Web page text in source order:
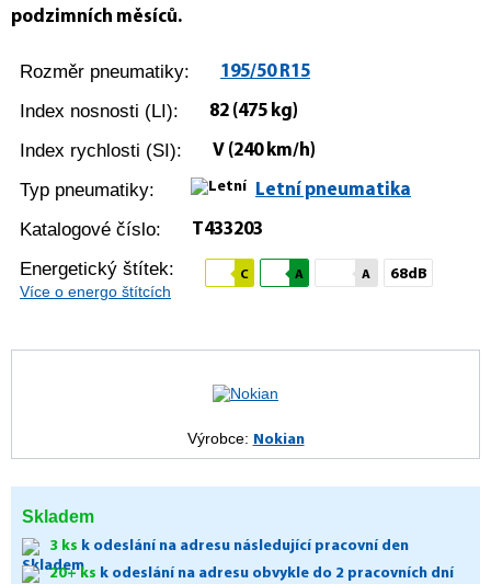
podzimních měsíců.
Rozměr pneumatiky: 195/50 R15
Index nosnosti (LI): 82 (475 kg)
Index rychlosti (SI): V (240 km/h)
Typ pneumatiky: Letní pneumatika
Katalogové číslo: T433203
Energetický štítek:
Více o energo štítcích
C A A 68dB
Výrobce: Nokian
Skladem
3 ks k odeslání na adresu následující pracovní den
20+ ks k odeslání na adresu obvykle do 2 pracovních dní